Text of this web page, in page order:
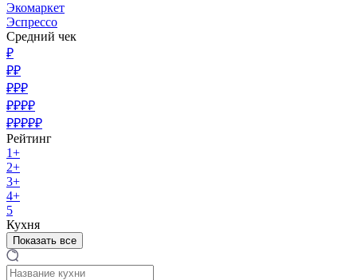
Экомаркет
Эспрессо
Средний чек
₽
₽₽
₽₽₽
₽₽₽₽
₽₽₽₽₽
Рейтинг
1+
2+
3+
4+
5
Кухня
Показать все